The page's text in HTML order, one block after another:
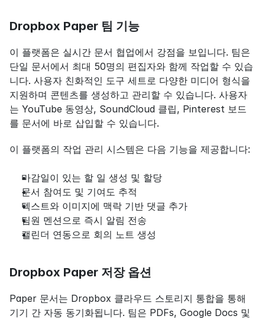
Dropbox Paper 팀 기능
이 플랫폼은 실시간 문서 협업에서 강점을 보입니다. 팀은
단일 문서에서 최대 50명의 편집자와 함께 작업할 수 있습
니다. 사용자 친화적인 도구 세트로 다양한 미디어 형식을
지원하며 콘텐츠를 생성하고 관리할 수 있습니다. 사용자
는 YouTube 동영상, SoundCloud 클립, Pinterest 보드
를 문서에 바로 삽입할 수 있습니다.
이 플랫폼의 작업 관리 시스템은 다음 기능을 제공합니다:
마감일이 있는 할 일 생성 및 할당
문서 참여도 및 기여도 추적
텍스트와 이미지에 맥락 기반 댓글 추가
팀원 멘션으로 즉시 알림 전송
캘린더 연동으로 회의 노트 생성
Dropbox Paper 저장 옵션
Paper 문서는 Dropbox 클라우드 스토리지 통합을 통해
기기 간 자동 동기화됩니다. 팀은 PDFs, Google Docs 및